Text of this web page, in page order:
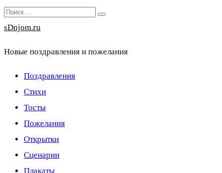
Перейти
к
Search
for:
sDnjom.ru
Новые поздравления и пожелания
Поздравления
Стихи
Тосты
Пожелания
Открытки
Сценарии
Плакаты